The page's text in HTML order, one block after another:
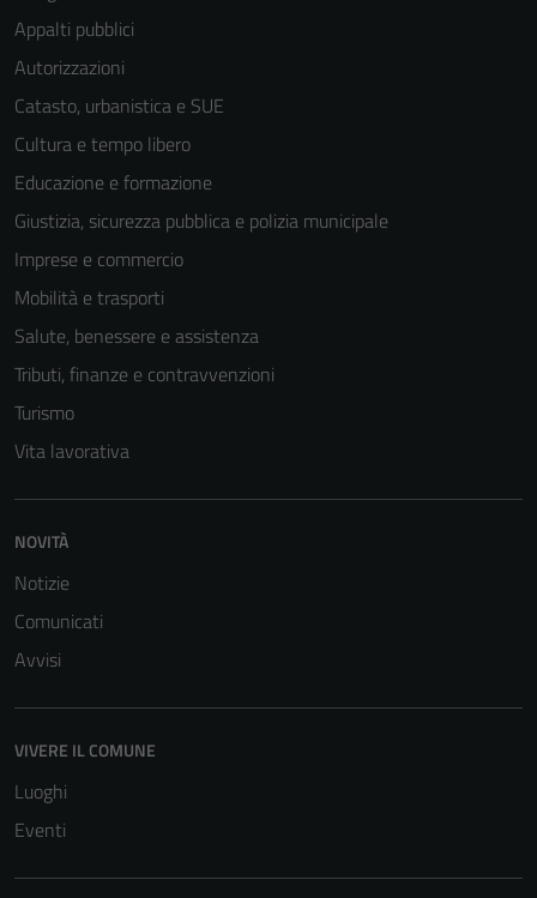
Appalti pubblici
Autorizzazioni
Catasto, urbanistica e SUE
Cultura e tempo libero
Educazione e formazione
Giustizia, sicurezza pubblica e polizia municipale
Imprese e commercio
Mobilità e trasporti
Salute, benessere e assistenza
Tributi, finanze e contravvenzioni
Turismo
Vita lavorativa
NOVITÀ
Notizie
Comunicati
Avvisi
VIVERE IL COMUNE
Luoghi
Eventi
per il
Questi cookie